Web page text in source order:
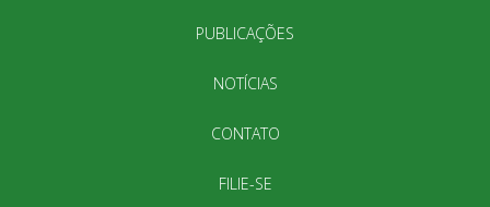
PUBLICAÇÕES
NOTÍCIAS
CONTATO
FILIE-SE